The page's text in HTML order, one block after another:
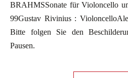
BRAHMSSonate für Violoncello
99Gustav Rivinius :
Bitte folgen Sie den
Pausen.